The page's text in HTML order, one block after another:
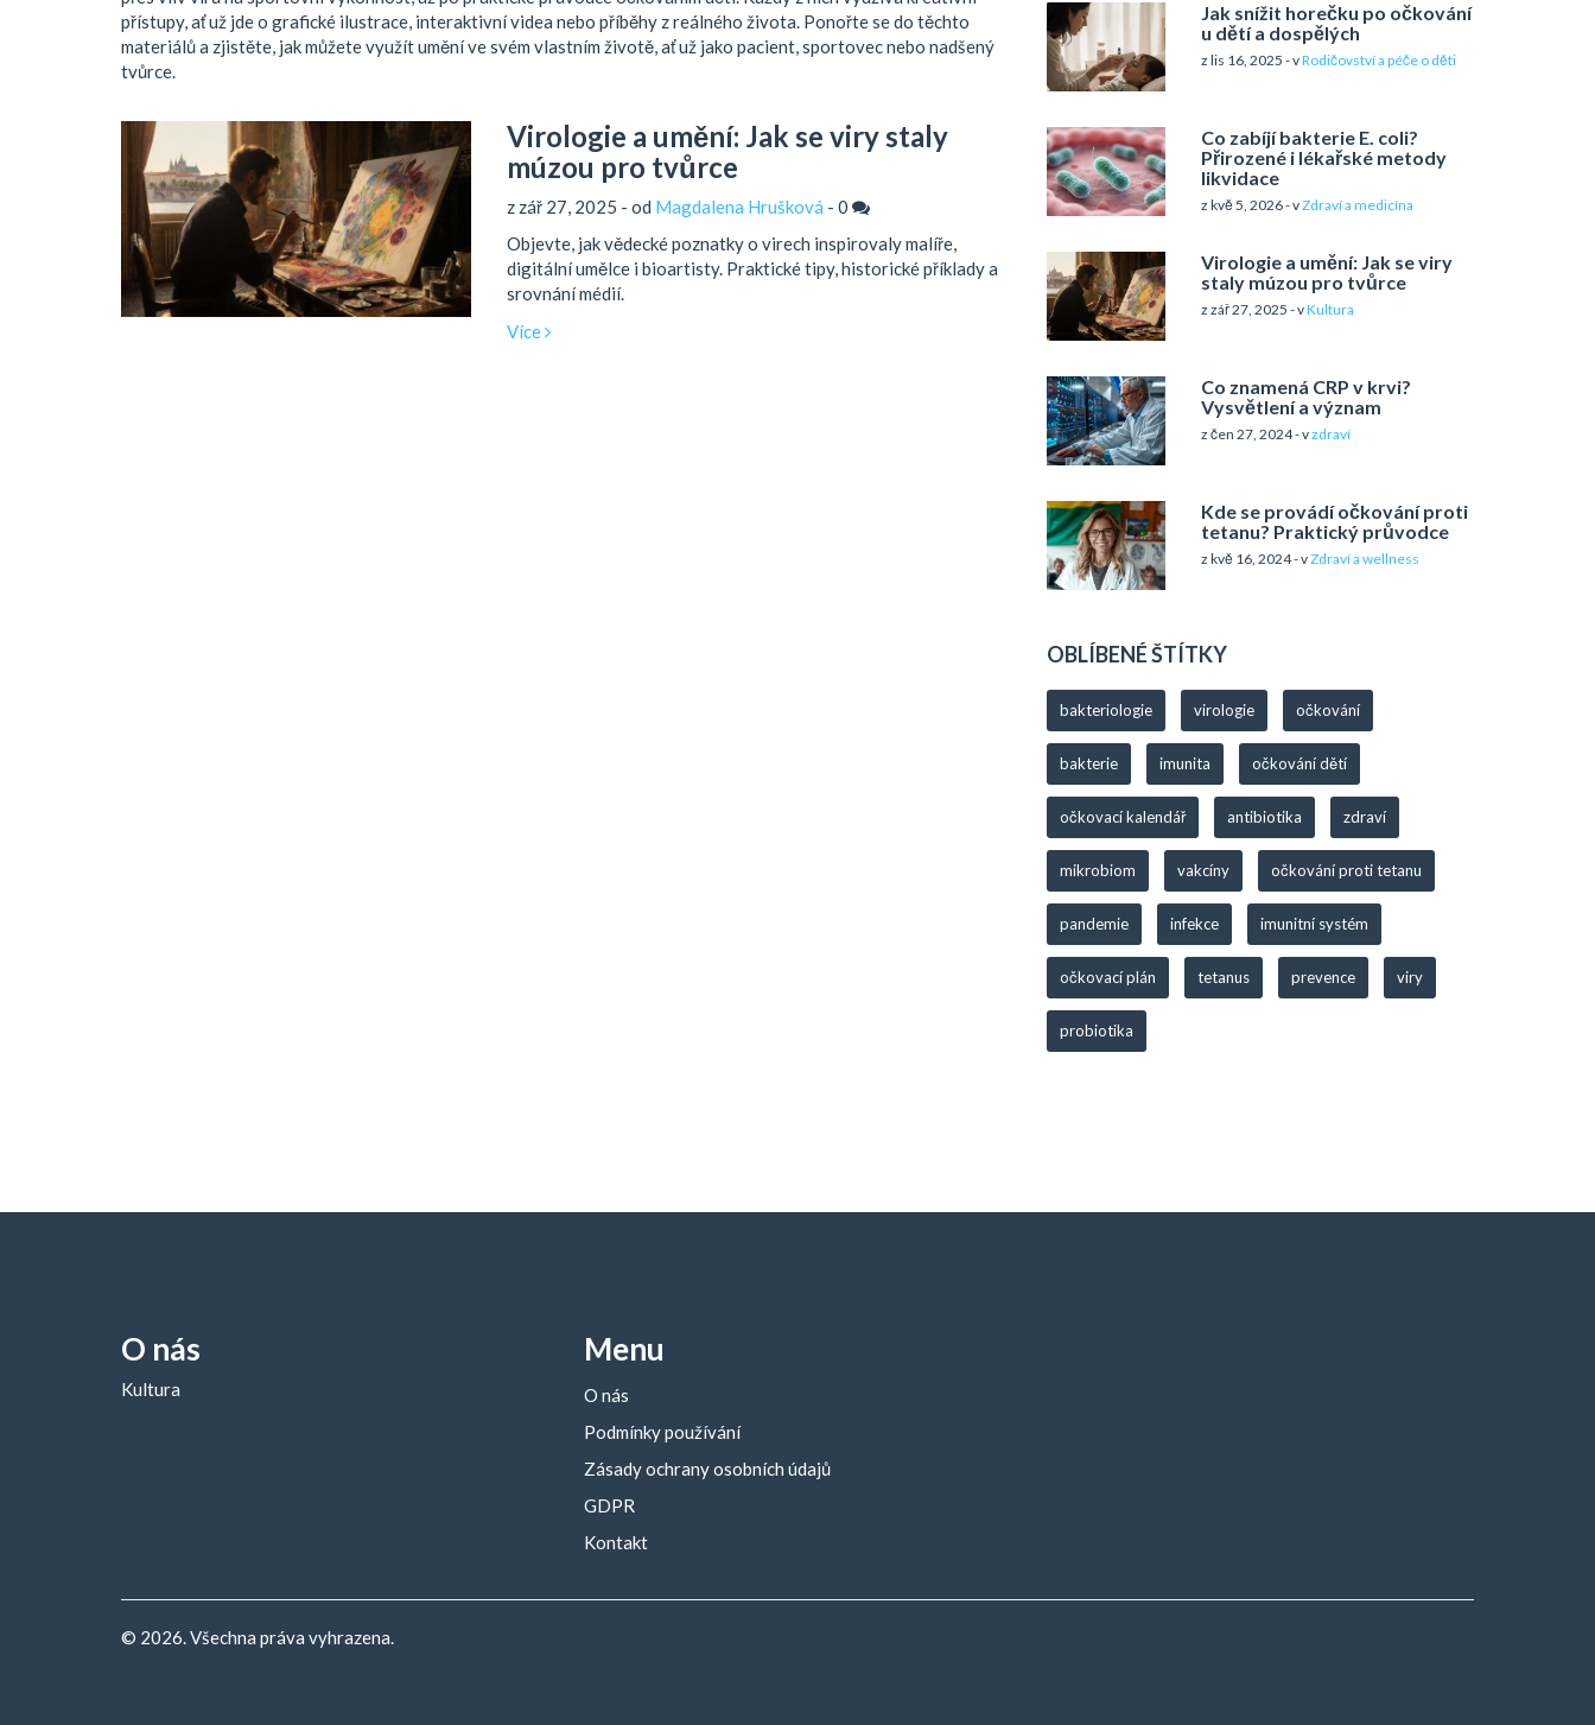
přístupy, ať už jde o grafické ilustrace, interaktivní videa nebo příběhy z reálného života. Ponořte se do těchto
materiálů a zjistěte, jak můžete využít umění ve svém vlastním životě, ať už jako pacient, sportovec nebo nadšený
tvůrce.
Virologie a umění: Jak se viry staly
múzou pro tvůrce
z zář 27, 2025 - od Magdalena Hrušková - 0
Objevte, jak vědecké poznatky o virech inspirovaly malíře,
digitální umělce i bioartisty. Praktické tipy, historické příklady a
srovnání médií.
Více
Jak snížit horečku po očkování
u dětí a dospělých
z lis 16, 2025 - vRodičovství a péče o děti
Co zabíjí bakterie E. coli?
Přirozené i lékařské metody
likvidace
z kvě 5, 2026 - vZdraví a medicína
Virologie a umění: Jak se viry
staly múzou pro tvůrce
z zář 27, 2025 - vKultura
Co znamená CRP v krvi?
Vysvětlení a význam
z čen 27, 2024 - vzdraví
Kde se provádí očkování proti
tetanu? Praktický průvodce
z kvě 16, 2024 - vZdraví a wellness
OBLÍBENÉ ŠTÍTKY
bakteriologie virologie očkování
bakterie imunita očkování dětí
očkovací kalendář antibiotika zdraví
mikrobiom vakcíny očkování proti tetanu
pandemie infekce imunitní systém
očkovací plán tetanus prevence viry
probiotika
O nás
Kultura
Menu
O nás
Podmínky používání
Zásady ochrany osobních údajů
GDPR
Kontakt
© 2026. Všechna práva vyhrazena.